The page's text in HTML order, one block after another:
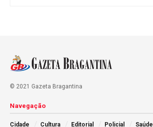
© 2021 Gazeta Bragantina
Navegação
Cidade Cultura Editorial Policial Saúde